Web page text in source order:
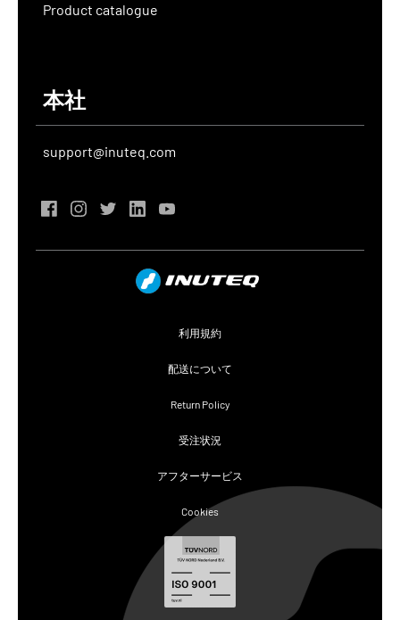
Product catalogue
本社
support@inuteq.com
利用規約
配送について
Return Policy
受注状況
アフターサービス
Cookies